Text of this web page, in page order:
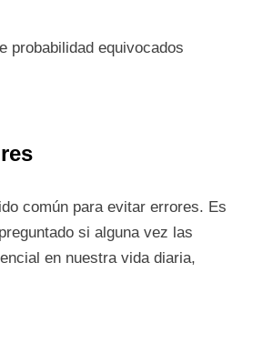
probabilidad equivocados
común para evitar errores. Es
si alguna vez las
en nuestra vida diaria,